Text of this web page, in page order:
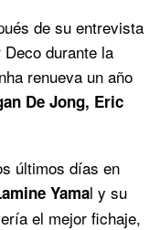
de su entrevista
durante la
renueva un año
De Jong, Eric
últimos días en
Yamal y su
el mejor fichaje,